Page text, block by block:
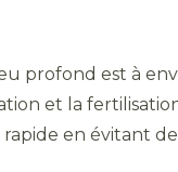
profond est à
et la
rapide en évitant